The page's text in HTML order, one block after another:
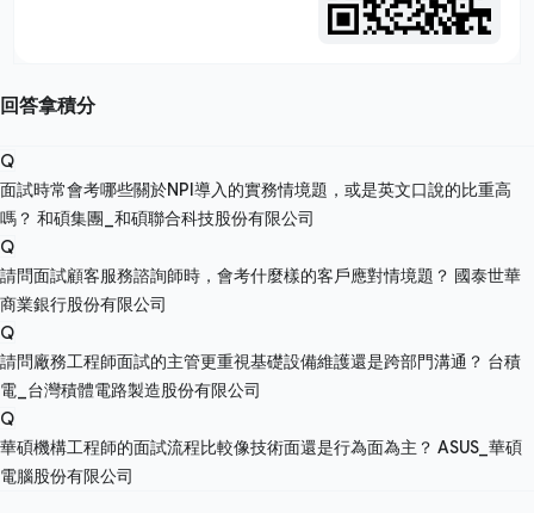
回答拿積分
Q
面試時常會考哪些關於NPI導入的實務情境題，或是英文口說的比重高
嗎？ 和碩集團_和碩聯合科技股份有限公司
Q
請問面試顧客服務諮詢師時，會考什麼樣的客戶應對情境題？ 國泰世華
商業銀行股份有限公司
Q
請問廠務工程師面試的主管更重視基礎設備維護還是跨部門溝通？ 台積
電_台灣積體電路製造股份有限公司
Q
華碩機構工程師的面試流程比較像技術面還是行為面為主？ ASUS_華碩
電腦股份有限公司